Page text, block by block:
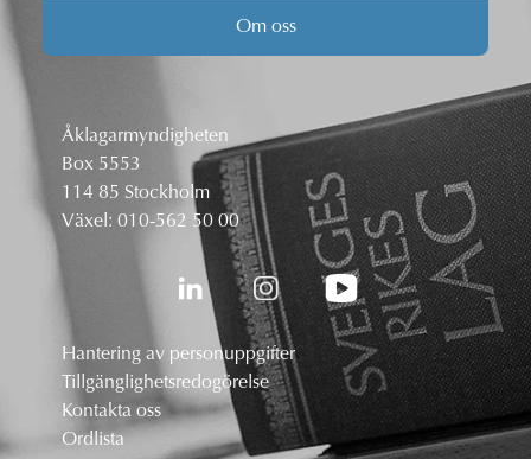
Om oss
Åklagarmyndigheten
Box 5553
114 85 Stockholm
Växel: 010-562 50 00
Hantering av personuppgifter
Tillgänglighetsredogörelse
Kontakta oss
Ordlista